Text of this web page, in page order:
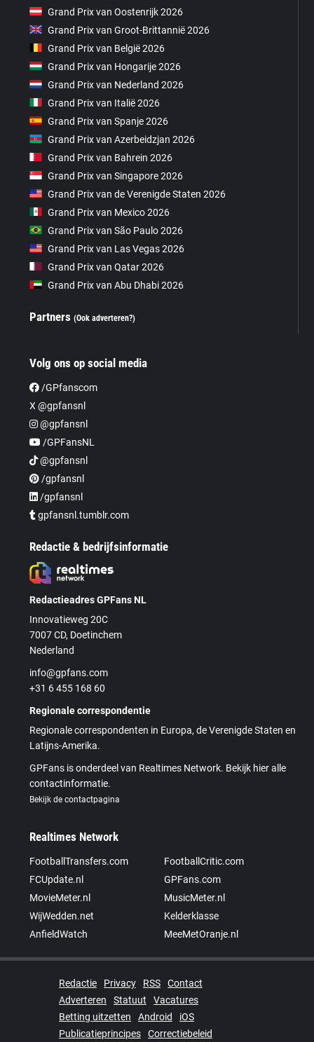
Grand Prix van Oostenrijk 2026
Grand Prix van Groot-Brittannië 2026
Grand Prix van België 2026
Grand Prix van Hongarije 2026
Grand Prix van Nederland 2026
Grand Prix van Italië 2026
Grand Prix van Spanje 2026
Grand Prix van Azerbeidzjan 2026
Grand Prix van Bahrein 2026
Grand Prix van Singapore 2026
Grand Prix van de Verenigde Staten 2026
Grand Prix van Mexico 2026
Grand Prix van São Paulo 2026
Grand Prix van Las Vegas 2026
Grand Prix van Qatar 2026
Grand Prix van Abu Dhabi 2026
Partners(Ook adverteren?)
Volg ons op social media
/GPfanscom
X @gpfansnl
@gpfansnl
/GPFansNL
@gpfansnl
/gpfansnl
/gpfansnl
gpfansnl.tumblr.com
Redactie & bedrijfsinformatie
Redactieadres GPFans NL
Innovatieweg 20C
7007 CD, Doetinchem
Nederland
info@gpfans.com
+31 6 455 168 60
Regionale correspondentie
Regionale correspondenten in Europa, de Verenigde Staten en
Latijns-Amerika.
GPFans is onderdeel van Realtimes Network. Bekijk hier alle
contactinformatie.
Bekijk de contactpagina
Realtimes Network
FootballTransfers.com
FootballCritic.com
FCUpdate.nl
GPFans.com
MovieMeter.nl
MusicMeter.nl
WijWedden.net
Kelderklasse
AnfieldWatch
MeeMetOranje.nl
Redactie Privacy RSS
Contact
Adverteren
Statuut
Vacatures
Betting uitzetten
Android
iOS
Publicatieprincipes
Correctiebeleid